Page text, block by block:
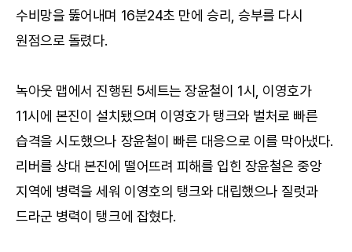
수비망을 뚫어내며 16분24초 만에 승리, 승부를 다시
원점으로 돌렸다.
녹아웃 맵에서 진행된 5세트는 장윤철이 1시, 이영호가
11시에 본진이 설치됐으며 이영호가 탱크와 벌처로 빠른
습격을 시도했으나 장윤철이 빠른 대응으로 이를 막아냈다.
리버를 상대 본진에 떨어뜨려 피해를 입힌 장윤철은 중앙
지역에 병력을 세워 이영호의 탱크와 대립했으나 질럿과
드라군 병력이 탱크에 잡혔다.